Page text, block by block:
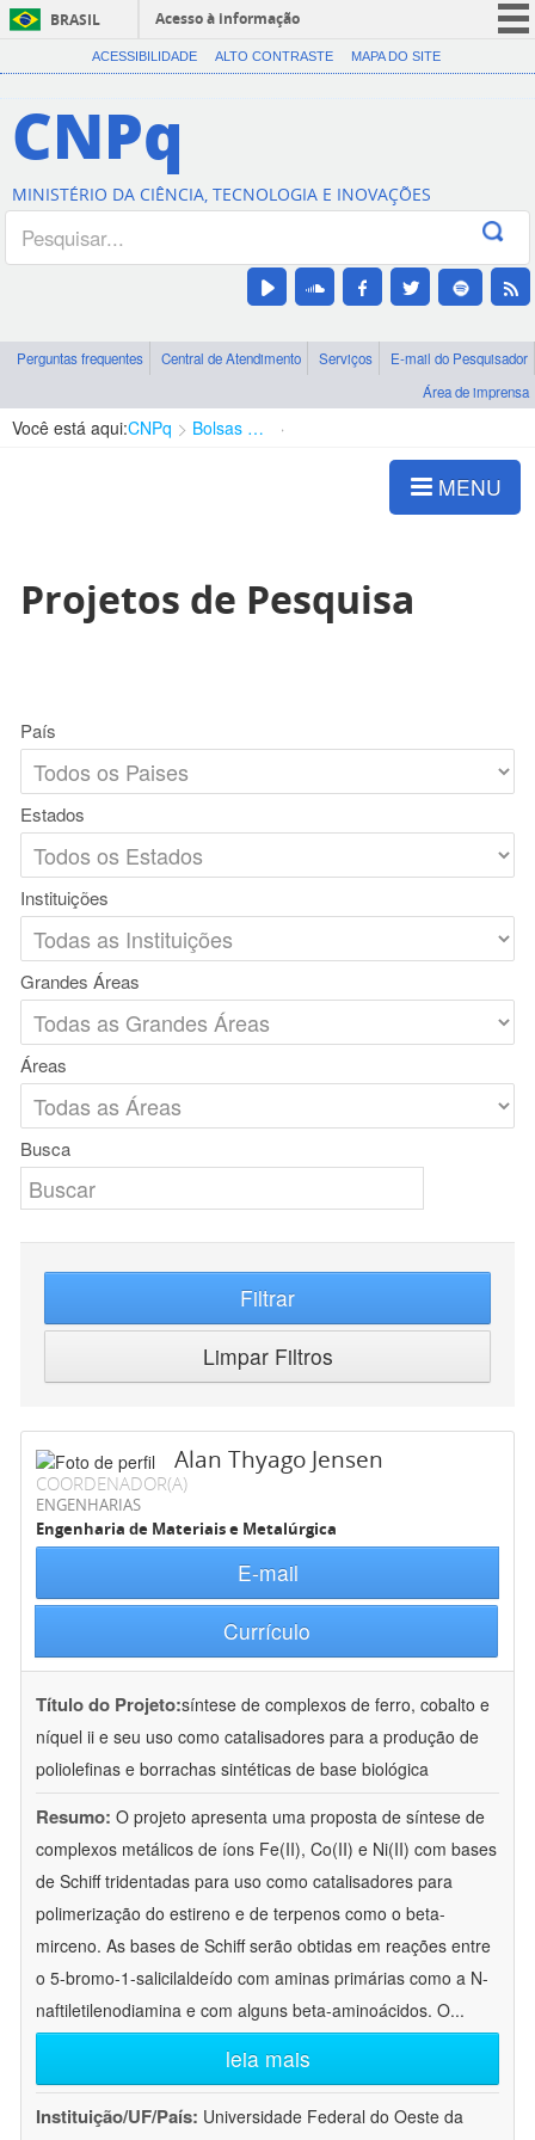
BRASIL
Acesso à informação
CORONAVÍRUS (COVID-19)
Canais
ACESSIBILIDADE ALTO CONTRASTE MAPA DO SITE
CNPq
MINISTÉRIO DA CIÊNCIA, TECNOLOGIA E INOVAÇÕES
Perguntas frequentes Central de Atendimento Serviços
E-mail do Pesquisador
Área de imprensa
Você está aqui:CNPq Bolsas e Auxílios Vigentes
MENU
Projetos de Pesquisa
País
Estados
Instituições
Grandes Áreas
Áreas
Busca
Filtrar
Limpar Filtros
Alan Thyago Jensen
COORDENADOR(A)
ENGENHARIAS
Engenharia de Materiais e Metalúrgica
E-mail
Currículo
Título do Projeto:síntese de complexos de ferro, cobalto e
níquel ii e seu uso como catalisadores para a produção de
poliolefinas e borrachas sintéticas de base biológica
Resumo: O projeto apresenta uma proposta de síntese de
complexos metálicos de íons Fe(II), Co(II) e Ni(II) com bases
de Schiff tridentadas para uso como catalisadores para
polimerização do estireno e de terpenos como o beta-
mirceno. As bases de Schiff serão obtidas em reações entre
o 5-bromo-1-salicilaldeído com aminas primárias como a N-
naftiletilenodiamina e com alguns beta-aminoácidos. O...
leia mais
Instituição/UF/País: Universidade Federal do Oeste da